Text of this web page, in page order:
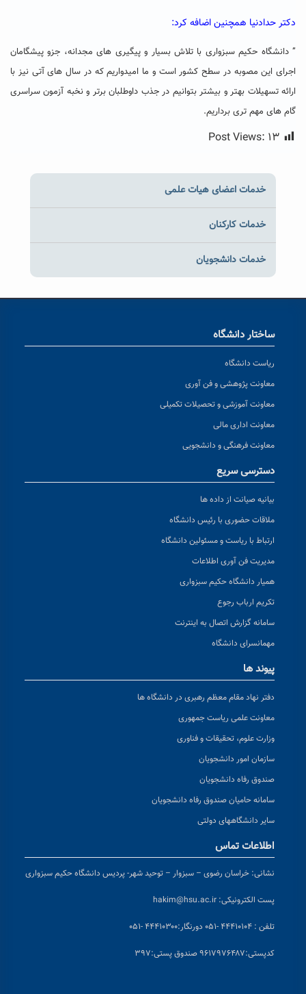
دکتر حدادنیا همچنین اضافه کرد:
” دانشگاه حکیم سبزواری با تلاش بسیار و پیگیری های مجدانه، جزو پیشگامان
اجرای این مصوبه در سطح کشور است و ما امیدواریم که در سال های آتی نیز با
ارائه تسهیلات بهتر و بیشتر بتوانیم در جذب داوطلبان برتر و نخبه آزمون سراسری
گام های مهم تری برداریم.
Post Views: ۱۳
خدمات اعضای هیات علمی
خدمات کارکنان
خدمات دانشجویان
ساختار دانشگاه
ریاست دانشگاه
معاونت پژوهشی و فن آوری
معاونت آموزشی و تحصیلات تکمیلی
معاونت اداری مالی
معاونت فرهنگی و دانشجویی
دسترسی سریع
بیانیه صیانت از داده ها
ملاقات حضوری با رئیس دانشگاه
ارتباط با ریاست و مسئولین دانشگاه
مدیریت فن آوری اطلاعات
همیار دانشگاه حکیم سبزواری
تکریم ارباب رجوع
سامانه گزارش اتصال به اینترنت
مهمانسرای دانشگاه
پیوند ها
دفتر نهاد مقام معظم رهبری در دانشگاه ها
معاونت علمی ریاست جمهوری
وزارت علوم، تحقیقات و فناوری
سازمان امور دانشجویان
صندوق رفاه دانشجویان
سامانه حامیان صندوق رفاه دانشجویان
سایر دانشگاههای دولتی
اطلاعات تماس
نشانی: خراسان رضوی – سبزوار – توحید شهر- پردیس دانشگاه حکیم سبزواری
پست الکترونیکی: hakim@hsu.ac.ir
تلفن : ۴۴۴۱۰۱۰۴ -۰۵۱ دورنگار:۴۴۴۱۰۳۰۰ -۰۵۱
کدپستی:۹۶۱۷۹۷۶۴۸۷ صندوق پستی:۳۹۷